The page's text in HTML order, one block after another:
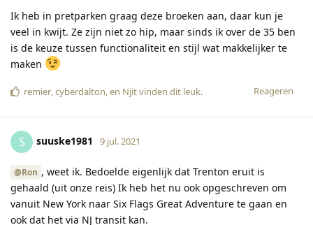
Ik heb in pretparken graag deze broeken aan, daar kun je
veel in kwijt. Ze zijn niet zo hip, maar sinds ik over de 35 ben
is de keuze tussen functionaliteit en stijl wat makkelijker te
maken
Reageren
remier,cyberdalton, en Njitvinden dit leuk.
S suuske1981 9 jul. 2021
@Ron , weet ik. Bedoelde eigenlijk dat Trenton eruit is
gehaald (uit onze reis) Ik heb het nu ook opgeschreven om
vanuit New York naar Six Flags Great Adventure te gaan en
ook dat het via NJ transit kan.